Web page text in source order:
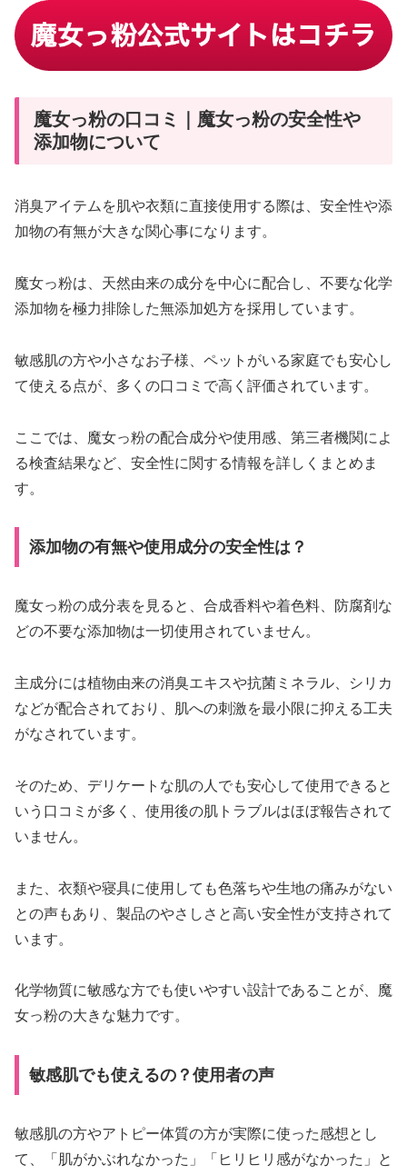
魔女っ粉の口コミ｜魔女っ粉の安全性や
添加物について
消臭アイテムを肌や衣類に直接使用する際は、安全性や添
加物の有無が大きな関心事になります。
魔女っ粉は、天然由来の成分を中心に配合し、不要な化学
添加物を極力排除した無添加処方を採用しています。
敏感肌の方や小さなお子様、ペットがいる家庭でも安心し
て使える点が、多くの口コミで高く評価されています。
ここでは、魔女っ粉の配合成分や使用感、第三者機関によ
る検査結果など、安全性に関する情報を詳しくまとめま
す。
添加物の有無や使用成分の安全性は？
魔女っ粉の成分表を見ると、合成香料や着色料、防腐剤な
どの不要な添加物は一切使用されていません。
主成分には植物由来の消臭エキスや抗菌ミネラル、シリカ
などが配合されており、肌への刺激を最小限に抑える工夫
がなされています。
そのため、デリケートな肌の人でも安心して使用できると
いう口コミが多く、使用後の肌トラブルはほぼ報告されて
いません。
また、衣類や寝具に使用しても色落ちや生地の痛みがない
との声もあり、製品のやさしさと高い安全性が支持されて
います。
化学物質に敏感な方でも使いやすい設計であることが、魔
女っ粉の大きな魅力です。
敏感肌でも使えるの？使用者の声
敏感肌の方やアトピー体質の方が実際に使った感想とし
て、「肌がかぶれなかった」「ヒリヒリ感がなかった」と